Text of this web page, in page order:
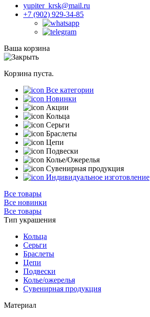
yupiter_krsk@mail.ru
+7 (902) 929-34-85
Ваша корзина
Корзина пуста.
Все категории
Новинки
Акции
Кольца
Серьги
Браслеты
Цепи
Подвески
Колье/Ожерелья
Сувенирная продукция
Индивидуальное изготовление
Все товары
Все новинки
Все товары
Тип украшения
Кольца
Серьги
Браслеты
Цепи
Подвески
Колье/ожерелья
Сувенирная продукция
Материал